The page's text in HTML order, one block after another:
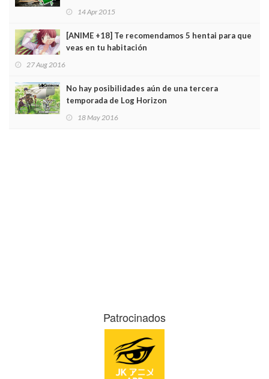
14 Apr 2015
[ANIME +18] Te recomendamos 5 hentai para que
veas en tu habitación
27 Aug 2016
No hay posibilidades aún de una tercera
temporada de Log Horizon
18 May 2016
Patrocinados